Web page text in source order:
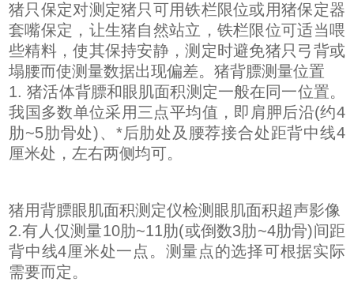
猪只保定对测定猪只可用铁栏限位或用猪保定器
套嘴保定，让生猪自然站立，铁栏限位可适当喂
些精料，使其保持安静，测定时避免猪只弓背或
塌腰而使测量数据出现偏差。猪背膘测量位置
1. 猪活体背膘和眼肌面积测定一般在同一位置。
我国多数单位采用三点平均值，即肩胛后沿(约4
肋~5肋骨处)、*后肋处及腰荐接合处距背中线4
厘米处，左右两侧均可。
猪用背膘眼肌面积测定仪检测眼肌面积超声影像
2.有人仅测量10肋~11肋(或倒数3肋~4肋骨)间距
背中线4厘米处一点。测量点的选择可根据实际
需要而定。